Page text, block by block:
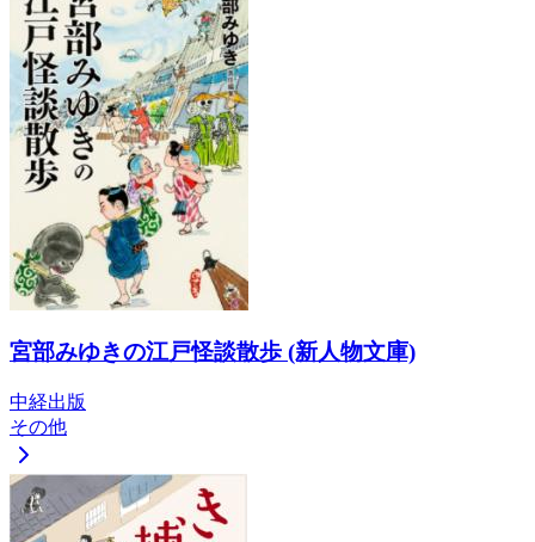
宮部みゆきの江戸怪談散歩 (新人物文庫)
中経出版
その他